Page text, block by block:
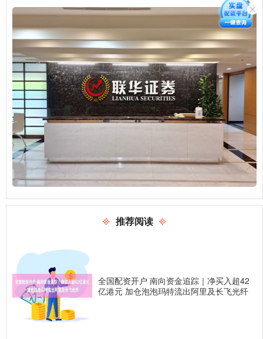
推荐阅读
全国配资开户 南向资金追踪｜净买入超42
亿港元 加仓泡泡玛特流出阿里及长飞光纤